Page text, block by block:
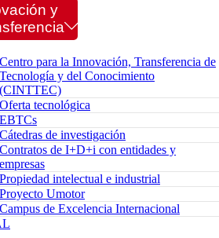
y
Centro para la Innovación, Transferencia de
Tecnología y del Conocimiento
(CINTTEC)
Oferta tecnológica
EBTCs
Cátedras de investigación
Contratos de I+D+i con entidades y
empresas
Propiedad intelectual e industrial
Proyecto Umotor
Campus de Excelencia Internacional